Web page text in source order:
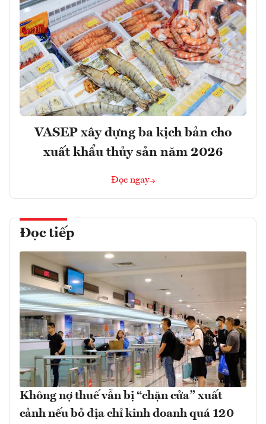
VASEP xây dựng ba kịch bản cho
xuất khẩu thủy sản năm 2026
Đọc ngay
Đọc tiếp
Không nợ thuế vẫn bị “chặn cửa” xuất
cảnh nếu bỏ địa chỉ kinh doanh quá 120